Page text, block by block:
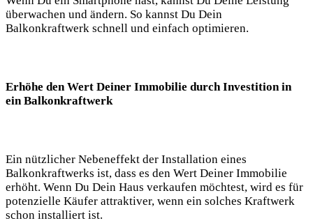
überwachen und ändern. So kannst Du Dein
‍Balkonkraftwerk​ schnell⁤ und einfach optimieren.
Erhöhe ⁣den ‌Wert Deiner Immobilie durch ​Investition ⁢in
ein ‌Balkonkraftwerk
Ein nützlicher ⁤Nebeneffekt der Installation ⁤eines
Balkonkraftwerks ist, dass es den Wert Deiner Immobilie
erhöht. Wenn Du ⁣Dein Haus verkaufen möchtest, wird es für
potenzielle Käufer attraktiver, wenn ein solches Kraftwerk
schon installiert ist.